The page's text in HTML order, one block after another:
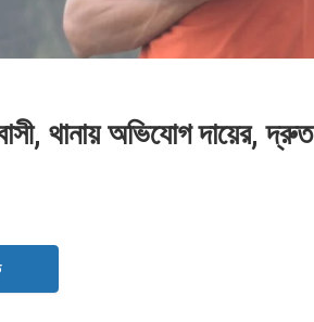
থানায় অভিযোগ দায়ের, দ্রুত